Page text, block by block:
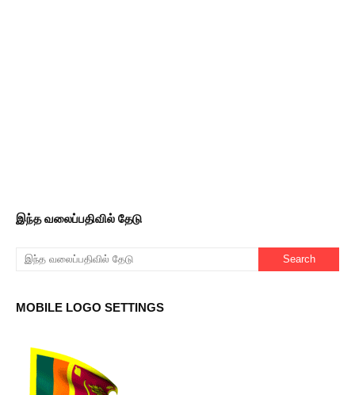
இந்த வலைப்பதிவில் தேடு
MOBILE LOGO SETTINGS